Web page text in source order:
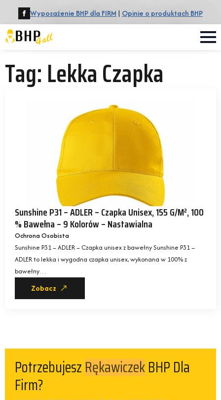
Wyposażenie BHP dla FIRM | Opinie o produktach BHP
Tag:Lekka Czapka
Sunshine P31 – ADLER – Czapka Unisex, 155 G/m², 100
% Bawełna – 9 Kolorów – Nastawialna
Ochrona Osobista
Sunshine P31 – ADLER – Czapka unisex z bawełny Sunshine P31 –
ADLER to lekka i wygodna czapka unisex, wykonana w 100% z
bawełny…
Zobacz
Potrzebujesz Rękawiczek BHP Dla
Firm?